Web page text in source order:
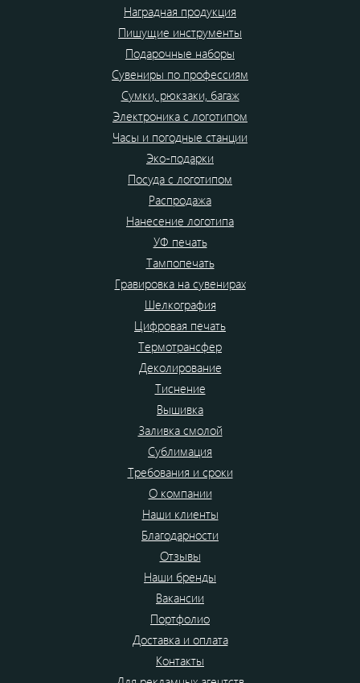
Наградная продукция
Пишущие инструменты
Подарочные наборы
Сувениры по профессиям
Сумки, рюкзаки, багаж
Электроника с логотипом
Часы и погодные станции
Эко-подарки
Посуда с логотипом
Распродажа
Нанесение логотипа
УФ печать
Тампопечать
Гравировка на сувенирах
Шелкография
Цифровая печать
Термотрансфер
Деколирование
Тиснение
Вышивка
Заливка смолой
Сублимация
Требования и сроки
О компании
Наши клиенты
Благодарности
Отзывы
Наши бренды
Вакансии
Портфолио
Доставка и оплата
Контакты